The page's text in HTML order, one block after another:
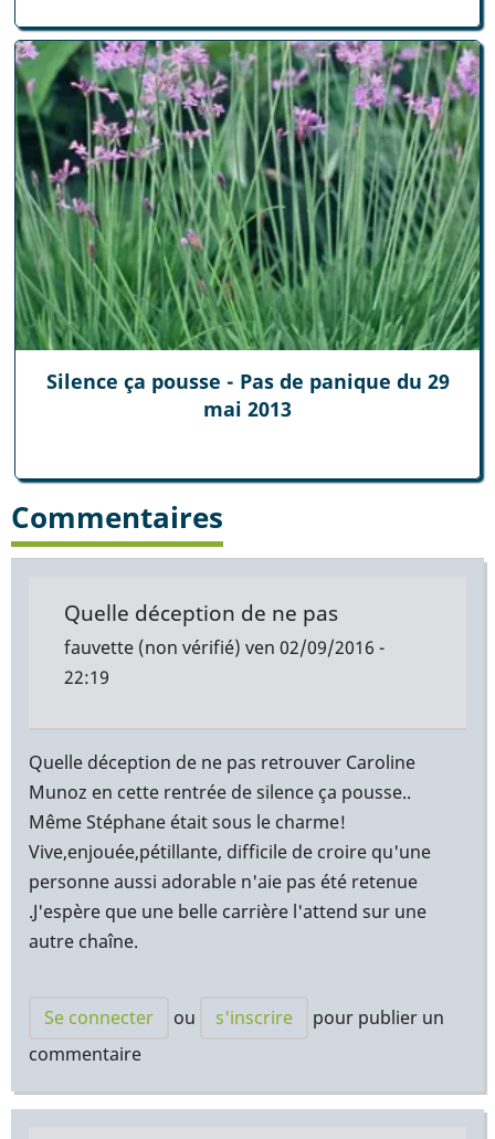
Silence ça pousse - Pas de panique du 29
mai 2013
Commentaires
Quelle déception de ne pas
fauvette (non vérifié) ven 02/09/2016 -
22:19
Quelle déception de ne pas retrouver Caroline
Munoz en cette rentrée de silence ça pousse..
Même Stéphane était sous le charme!
Vive,enjouée,pétillante, difficile de croire qu'une
personne aussi adorable n'aie pas été retenue
.J'espère que une belle carrière l'attend sur une
autre chaîne.
Se connecter ou s'inscrire
pour publier un
commentaire